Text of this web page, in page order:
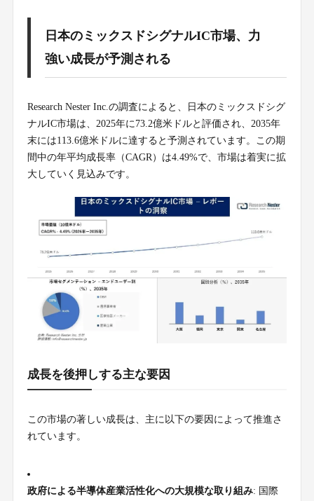
日本のミックスドシグナルIC市場、力
強い成長が予測される
Research Nester Inc.の調査によると、日本のミックスドシグ
ナルIC市場は、2025年に73.2億米ドルと評価され、2035年
末には113.6億米ドルに達すると予測されています。この期
間中の年平均成長率（CAGR）は4.49%で、市場は着実に拡
大していく見込みです。
成長を後押しする主な要因
この市場の著しい成長は、主に以下の要因によって推進さ
れています。
政府による半導体産業活性化への大規模な取り組み: 国際